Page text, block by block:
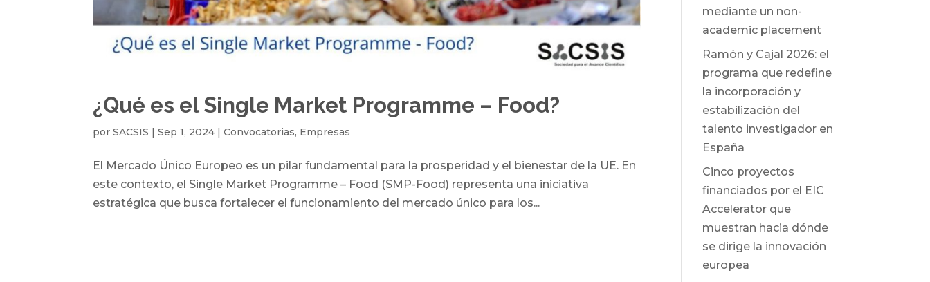
¿Qué es el Single Market Programme – Food?
porSACSIS |Sep 1, 2024 |Convocatorias, Empresas
El Mercado Único Europeo es un pilar fundamental para la prosperidad y el bienestar de la UE. En
este contexto, el Single Market Programme – Food (SMP-Food) representa una iniciativa
estratégica que busca fortalecer el funcionamiento del mercado único para los...
mediante un non-
academic placement
Ramón y Cajal 2026: el
programa que redefine
la incorporación y
estabilización del
talento investigador en
España
Cinco proyectos
financiados por el EIC
Accelerator que
muestran hacia dónde
se dirige la innovación
europea